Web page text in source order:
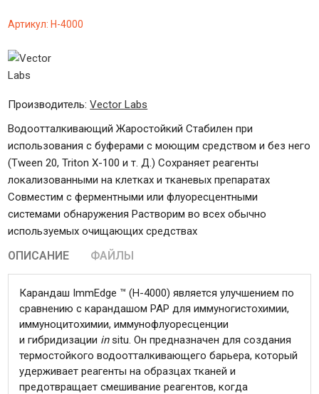
Артикул:H-4000
Производитель:Vector Labs
Водоотталкивающий Жаростойкий Стабилен при
использования с буферами с моющим средством и без него
(Tween 20, Triton X-100 и т. Д.) Сохраняет реагенты
локализованными на клетках и тканевых препаратах
Совместим с ферментными или флуоресцентными
системами обнаружения Растворим во всех обычно
используемых очищающих средствах
ОПИСАНИЕ ФАЙЛЫ
Карандаш ImmEdge ™ (H-4000) является улучшением по
сравнению с карандашом PAP для иммуногистохимии,
иммуноцитохимии, иммунофлуоресценции
и гибридизации insitu. Он предназначен для создания
термостойкого водоотталкивающего барьера, который
удерживает реагенты на образцах тканей и
предотвращает смешивание реагентов, когда